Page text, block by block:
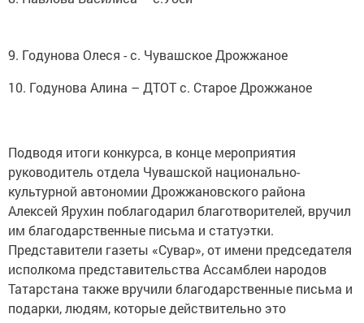
9. Годунова Олеся - с. Чувашское Дрожжаное
10. Годунова Алина – ДТОТ с. Старое Дрожжаное
Подводя итоги конкурса, в конце мероприятия
руководитель отдела Чувашской национально-
культурной автономии Дрожжановского района
Алексей Ярухин поблагодарил благотворителей, вручил
им благодарственные письма и статуэтки.
Представители газеты «Сувар», от имени председателя
исполкома представительства Ассамблеи народов
Татарстана также вручили благодарственные письма и
подарки, людям, которые действительно это